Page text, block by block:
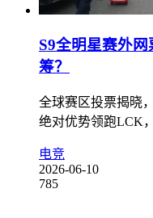
S9全明星赛外
筹？
全球赛区投票揭晓
绝对优势领跑LCK
电竞
2026-06-10
785